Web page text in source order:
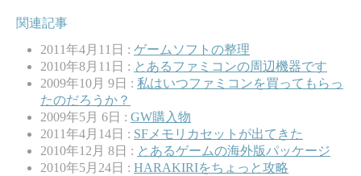
関連記事
2011年4月11日 : ゲームソフトの整理
2010年8月11日 : とあるファミコンの周辺機器です
2009年10月 9日 : 私はいつファミコンを買ってもらっ
たのだろうか？
2009年5月 6日 : GW購入物
2011年4月14日 : SFメモリカセットが出てきた
2010年12月 8日 : とあるゲームの海外版パッケージ
2010年5月24日 : HARAKIRIをちょっと攻略